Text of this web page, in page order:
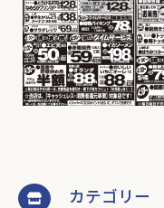
カテゴリー